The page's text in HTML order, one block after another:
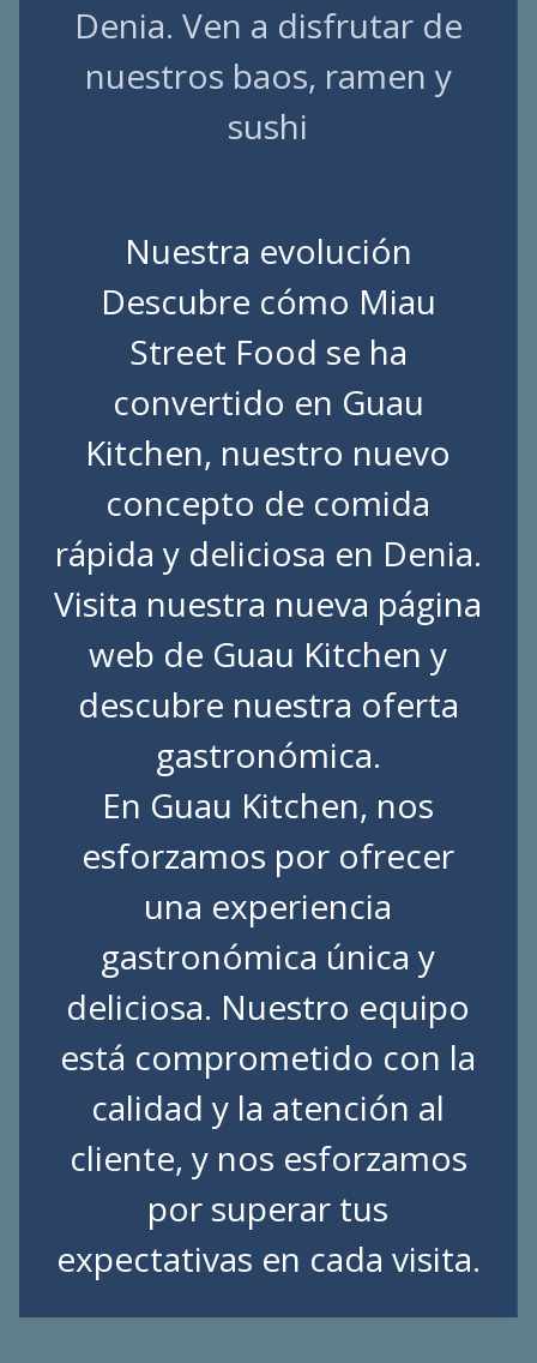
Denia. Ven a disfrutar de
nuestros baos, ramen y
sushi
Nuestra evolución
Descubre cómo Miau
Street Food se ha
convertido en Guau
Kitchen, nuestro nuevo
concepto de comida
rápida y deliciosa en Denia.
Visita nuestra nueva página
web de Guau Kitchen y
descubre nuestra oferta
gastronómica.
En Guau Kitchen, nos
esforzamos por ofrecer
una experiencia
gastronómica única y
deliciosa. Nuestro equipo
está comprometido con la
calidad y la atención al
cliente, y nos esforzamos
por superar tus
expectativas en cada visita.